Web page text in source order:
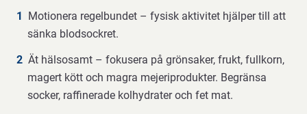
Motionera regelbundet – fysisk aktivitet hjälper till att
sänka blodsockret.
Ät hälsosamt – fokusera på grönsaker, frukt, fullkorn,
magert kött och magra mejeriprodukter. Begränsa
socker, raffinerade kolhydrater och fet mat.